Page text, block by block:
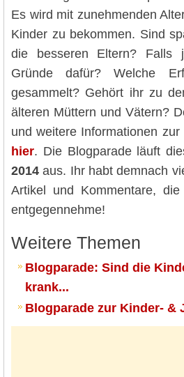
Es wird mit zunehmenden
Kinder zu bekommen. Sind
die besseren Eltern? Falls
Gründe dafür? Welche
gesammelt? Gehört ihr zu
älteren Müttern und Vätern?
und weitere Informationen
hier. Die Blogparade läuft
2014 aus. Ihr habt demnach
Artikel und Kommentare,
entgegennehme!
Weitere Themen
Blogparade: Sind die
krank...
Blogparade zur Kinder- &